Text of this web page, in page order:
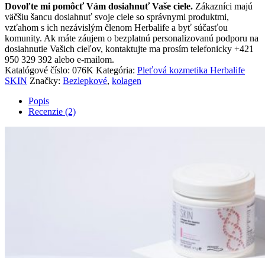
171g)
Dovoľte mi pomôcť Vám dosiahnuť Vaše ciele. Zákazníci majú
väčšiu šancu dosiahnuť svoje ciele so správnymi produktmi,
vzťahom s ich nezávislým členom Herbalife a byť súčasťou
komunity. Ak máte záujem o bezplatnú personalizovanú podporu na
dosiahnutie Vašich cieľov, kontaktujte ma prosím telefonicky +421
950 329 392 alebo e-mailom.
Katalógové číslo: 076K Kategória: Pleťová kozmetika Herbalife
SKIN Značky: Bezlepkové, kolagen
Popis
Recenzie (2)